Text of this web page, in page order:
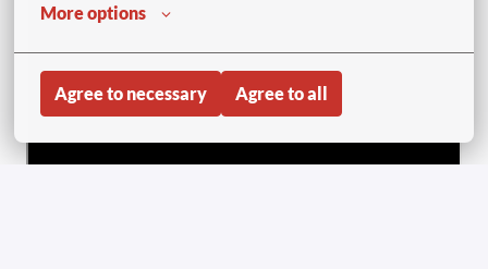
More options
Agree to necessary Agree to all